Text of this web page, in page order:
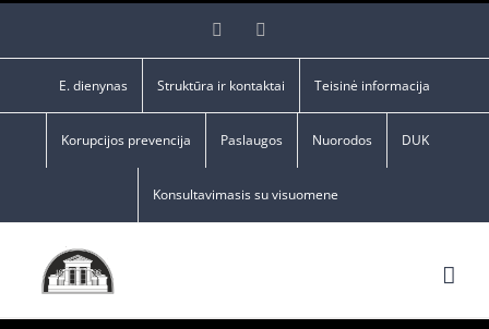
Facebook
E. dienynas Struktūra ir kontaktai Teisinė informacija
Korupcijos prevencija Paslaugos Nuorodos DUK
Konsultavimasis su visuomene